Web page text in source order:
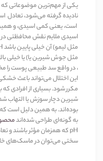
یکی از مهم‌ترین موضوعاتی
نادیده گرفته می‌شود، تعادل
است، یعنی کمی اسیدی، و
اسیدی ملایم نقش محافظتی در
آن خیلی پایین باشد(مثل لیمو
یا خیلی(مثل جوش شیرین یا
، در واقع سد طبیعی پوست را
این اختلال می‌تواند باعث
مکرر شود. بسیاری از افرادی
شیرین دچار سوزش یا التهاب
بوده‌اند. به همین دلیل
به گونه‌ای طراحی شده‌اند
که همزمان مؤثر باشند وpH
سختی می‌توان در ماسک‌های